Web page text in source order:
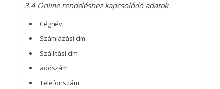
3.4 Online rendeléshez kapcsolódó adatok
Cégnév
Számlázási cím
Szállítási cím
adószám
Telefonszám